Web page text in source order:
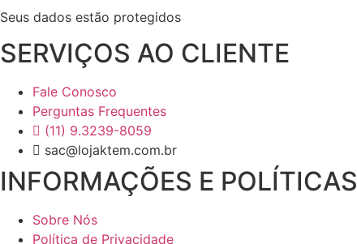
Seus dados estão protegidos
SERVIÇOS AO CLIENTE
Fale Conosco
Perguntas Frequentes
(11) 9.3239-8059
sac@lojaktem.com.br
INFORMAÇÕES E POLÍTICAS
Sobre Nós
Política de Privacidade